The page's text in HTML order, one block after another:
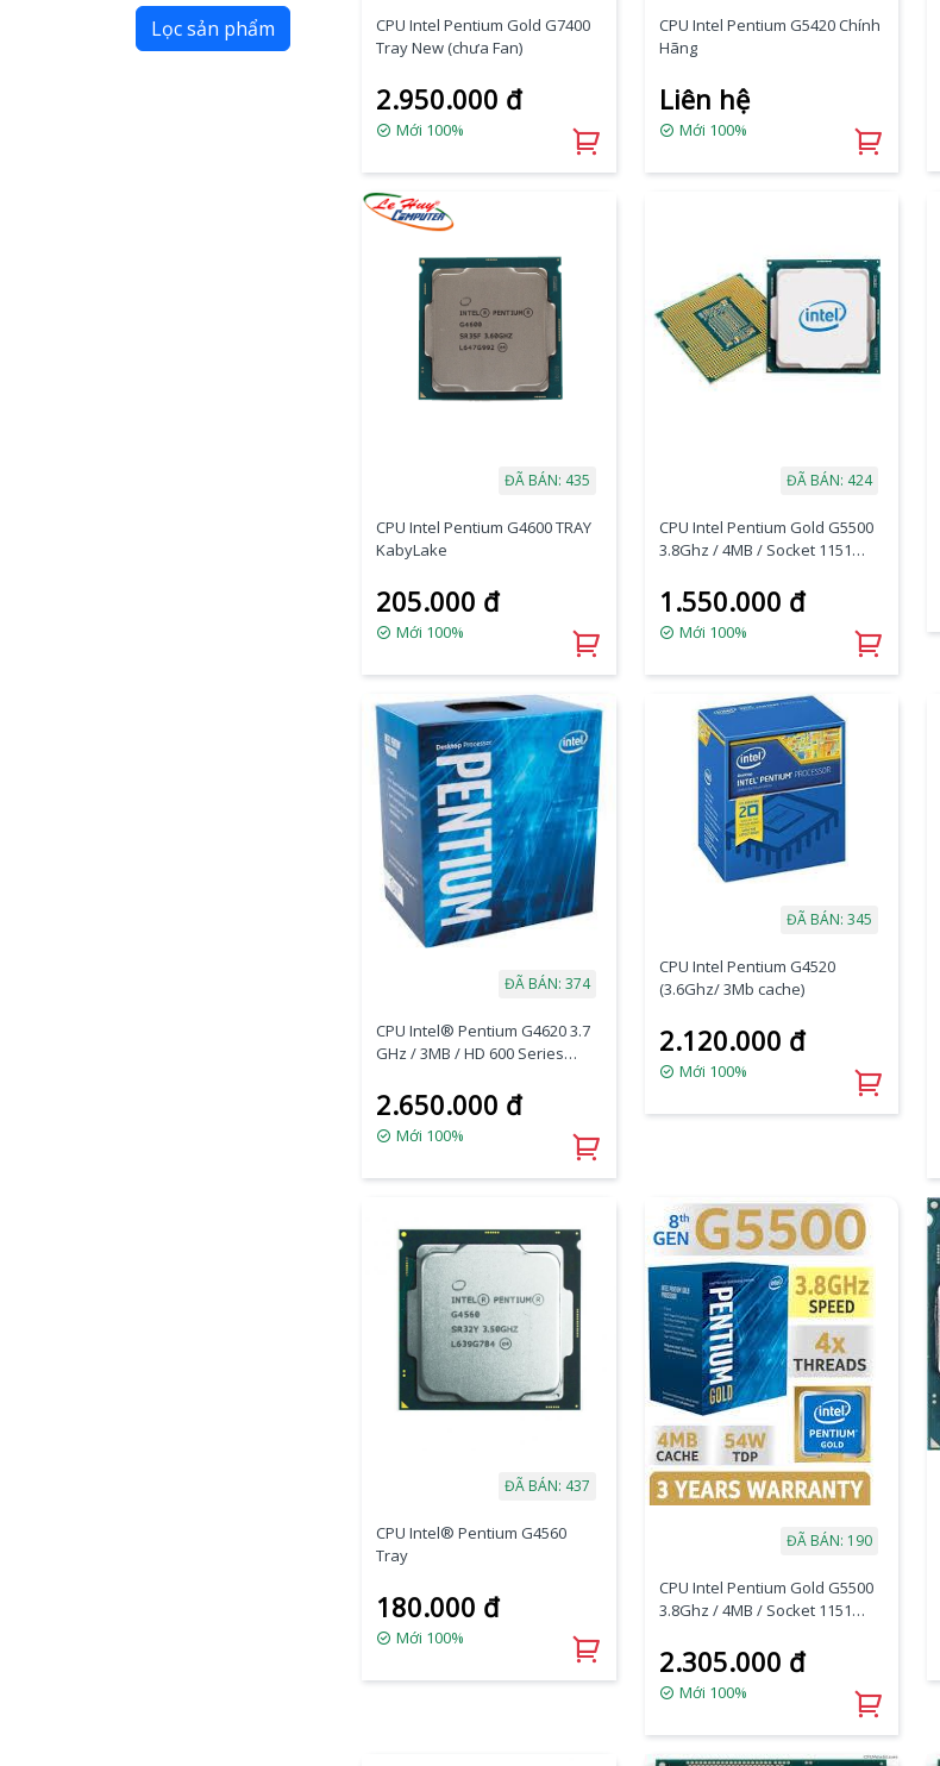
Lọc sản phẩm
CPU Intel Pentium Gold G7400
Tray New (chưa Fan)
2.950.000 đ
Mới 100%
CPU Intel Pentium G5420 Chính
Hãng
Liên hệ
Mới 100%
ĐÃ BÁN: 435
CPU Intel Pentium G4600 TRAY
KabyLake
205.000 đ
Mới 100%
ĐÃ BÁN: 424
CPU Intel Pentium Gold G5500
3.8Ghz / 4MB / Socket 1151
1.550.000 đ
Mới 100%
ĐÃ BÁN: 374
CPU Intel® Pentium G4620 3.7
GHz / 3MB / HD 600 Series
2.650.000 đ
Mới 100%
ĐÃ BÁN: 345
CPU Intel Pentium G4520
(3.6Ghz/ 3Mb cache)
2.120.000 đ
Mới 100%
ĐÃ BÁN: 437
CPU Intel® Pentium G4560
Tray
180.000 đ
Mới 100%
ĐÃ BÁN: 190
CPU Intel Pentium Gold G5500
3.8Ghz / 4MB / Socket 1151
2.305.000 đ
Mới 100%